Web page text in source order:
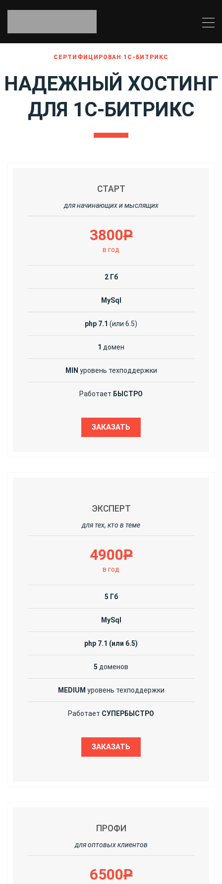
СЕРТИФИЦИРОВАН 1С-БИТРИКС
НАДЕЖНЫЙ ХОСТИНГ
ДЛЯ 1С-БИТРИКС
СТАРТ
для начинающих и мыслящих
3800Р
в год
2 Гб
MySql
php 7.1 (или 6.5)
1 домен
MIN уровень техподдержки
Работает БЫСТРО
ЗАКАЗАТЬ
ЭКСПЕРТ
для тех, кто в теме
4900Р
в год
5 Гб
MySql
php 7.1 (или 6.5)
5 доменов
MEDIUM уровень техподдержки
Работает СУПЕРБЫСТРО
ЗАКАЗАТЬ
ПРОФИ
для оптовых клиентов
6500Р